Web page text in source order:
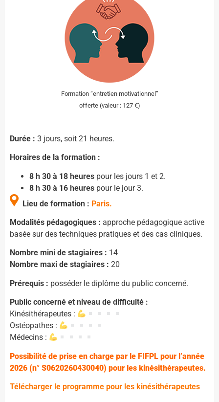
Formation “entretien motivationnel”
offerte (valeur : 127 €)
Durée : 3 jours, soit 21 heures.
Horaires de la formation :
8 h 30 à 18 heures pour les jours 1 et 2.
8 h 30 à 16 heures pour le jour 3.
Lieu de formation : Paris.
Modalités pédagogiques : approche pédagogique active
basée sur des techniques pratiques et des cas cliniques.
Nombre mini de stagiaires : 14
Nombre maxi de stagiaires : 20
Prérequis : posséder le diplôme du public concerné.
Public concerné et niveau de difficulté :
Kinésithérapeutes :
Ostéopathes :
Médecins :
Possibilité de prise en charge par le FIFPL pour l’année
2026 (n° S0620260430040) pour les kinésithérapeutes.
Télécharger le programme pour les kinésithérapeutes